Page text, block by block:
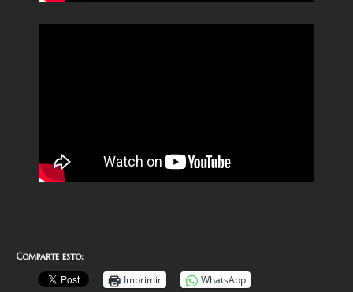
Comparte esto:
Imprimir
WhatsApp